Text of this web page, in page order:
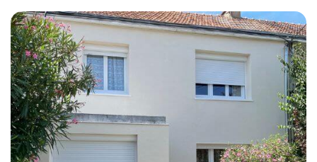
Aménagement de combles intégral
(décoration incluse)
De 550 à 1200 € / m²